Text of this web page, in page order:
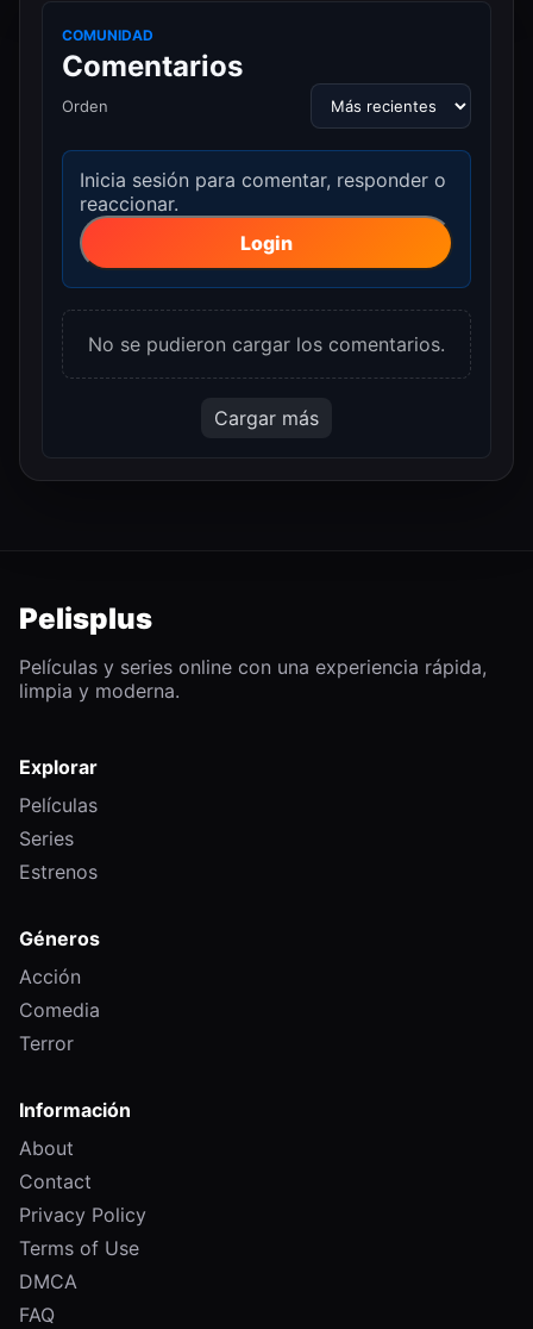
COMUNIDAD
Comentarios
Orden
Inicia sesión para comentar, responder o
reaccionar.
Login
No se pudieron cargar los comentarios.
Cargar más
Pelisplus
Películas y series online con una experiencia rápida,
limpia y moderna.
Explorar
Películas
Series
Estrenos
Géneros
Acción
Comedia
Terror
Información
About
Contact
Privacy Policy
Terms of Use
DMCA
FAQ